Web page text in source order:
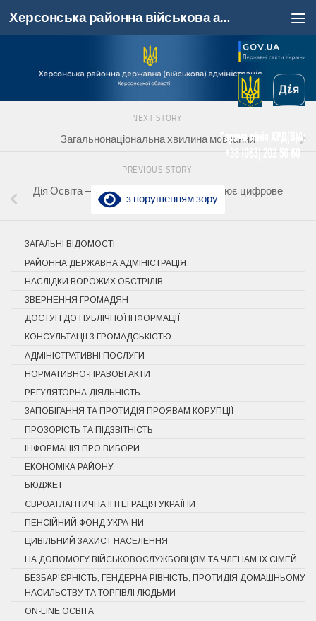
Skip to content Херсонська районна військова адміністрація, Херсонська область
з порушенням зору
NEXT STORY
Загальнонаціональна хвилина мовчання
PREVIOUS STORY
Дія.Освіта — 5 років: як платформа змінює цифрове
майбутнє України
ЗАГАЛЬНІ ВІДОМОСТІ
РАЙОННА ДЕРЖАВНА АДМІНІСТРАЦІЯ
НАСЛІДКИ ВОРОЖИХ ОБСТРІЛІВ
ЗВЕРНЕННЯ ГРОМАДЯН
ДОСТУП ДО ПУБЛІЧНОЇ ІНФОРМАЦІЇ
КОНСУЛЬТАЦІЇ З ГРОМАДСЬКІСТЮ
АДМІНІСТРАТИВНІ ПОСЛУГИ
НОРМАТИВНО-ПРАВОВІ АКТИ
РЕГУЛЯТОРНА ДІЯЛЬНІСТЬ
ЗАПОБІГАННЯ ТА ПРОТИДІЯ ПРОЯВАМ КОРУПЦІЇ
ПРОЗОРІСТЬ ТА ПІДЗВІТНІСТЬ
ІНФОРМАЦІЯ ПРО ВИБОРИ
ЕКОНОМІКА РАЙОНУ
БЮДЖЕТ
ЄВРОАТЛАНТИЧНА ІНТЕГРАЦІЯ УКРАЇНИ
ПЕНСІЙНИЙ ФОНД УКРАЇНИ
ЦИВІЛЬНИЙ ЗАХИСТ НАСЕЛЕННЯ
НА ДОПОМОГУ ВІЙСЬКОВОСЛУЖБОВЦЯМ ТА ЧЛЕНАМ ЇХ СІМЕЙ
БЕЗБАР'ЄРНІСТЬ, ГЕНДЕРНА РІВНІСТЬ, ПРОТИДІЯ ДОМАШНЬОМУ
НАСИЛЬСТВУ ТА ТОРГІВЛІ ЛЮДЬМИ
ON-LINE ОСВІТА